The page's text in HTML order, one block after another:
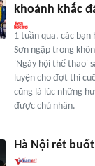
khoảnh khắc
1 tuần qua, các bạn
Sơn ngập trong
'Ngày hội thể thao'
luyện cho đợt thi
cũng là lúc những
được chủ nhân.
Hà Nội rét